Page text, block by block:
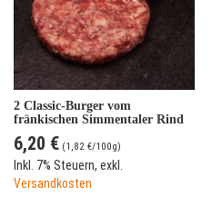
2 Classic-Burger vom
fränkischen Simmentaler Rind
6,20 € (1,82 €/100g)
Inkl. 7% Steuern, exkl.
Versandkosten